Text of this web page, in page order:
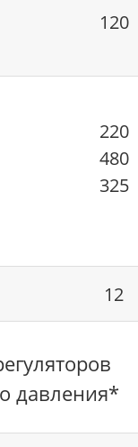
120
220
480
325
12
давления*